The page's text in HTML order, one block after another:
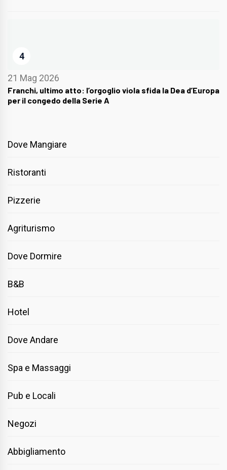
4
21 Mag 2026
Franchi, ultimo atto: l’orgoglio viola sfida la Dea d’Europa
per il congedo della Serie A
Dove Mangiare
Ristoranti
Pizzerie
Agriturismo
Dove Dormire
B&B
Hotel
Dove Andare
Spa e Massaggi
Pub e Locali
Negozi
Abbigliamento